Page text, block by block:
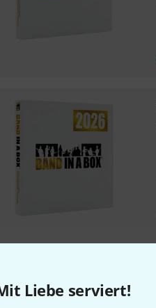
Liebe serviert!